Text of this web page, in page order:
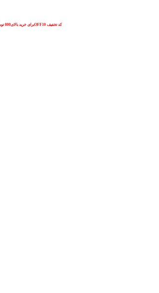
کد تخفیف OFF10برای خرید بالای800 تومان